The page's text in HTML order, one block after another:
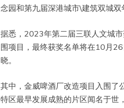
念园和第九届深港城市\建筑双城双
据悉，2023年第二届三联人文城
围项目，最终获奖名单将在10月
晓。
其中，金威啤酒厂改造项目入围了
特区最早发展成熟的片区闻名于世